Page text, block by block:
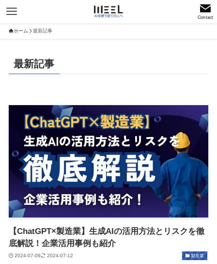
Contact
ホーム 最新記事
最新記事
【ChatGPT×製造業】生成AIの活用方法とリスクを徹
底解説！企業活用事例も紹介
2024-07-09 2024-07-12 製造業